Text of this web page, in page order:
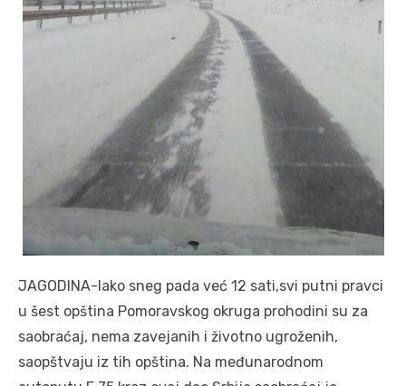
JAGODINA-Iako sneg pada već 12 sati,svi putni pravci
u šest opština Pomoravskog okruga prohodini su za
saobraćaj, nema zavejanih i životno ugroženih,
saopštvaju iz tih opština. Na međunarodnom